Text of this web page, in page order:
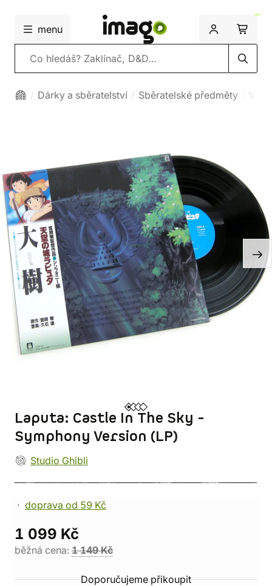
menu
Vyhledávání
Dárky a sběratelství Sběratelské předměty
Laputa: Castle In The Sky -
Symphony Version (LP)
Studio Ghibli
doprava od 59 Kč
1 099 Kč
běžná cena: 1 149 Kč
Doporučujeme přikoupit